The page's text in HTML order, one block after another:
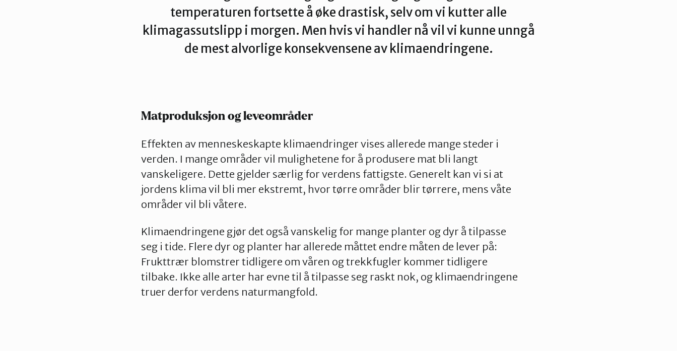
Kontakt oss Dette er NaturvernforbundetVår historieEn inkluderende organisasjonFor presse
Styrende dokumenterDelta på digitale møterNatur & miljøInformation in English
temperaturen fortsette å øke drastisk, selv om vi kutter alle
klimagassutslipp i morgen. Men hvis vi handler nå vil vi kunne unngå
de mest alvorlige konsekvensene av klimaendringene.
Matproduksjon og leveområder
Effekten av menneskeskapte klimaendringer vises allerede mange steder i
verden. I mange områder vil mulighetene for å produsere mat bli langt
vanskeligere. Dette gjelder særlig for verdens fattigste. Generelt kan vi si at
jordens klima vil bli mer ekstremt, hvor tørre områder blir tørrere, mens våte
områder vil bli våtere.
Klimaendringene gjør det også vanskelig for mange planter og dyr å tilpasse
seg i tide. Flere dyr og planter har allerede måttet endre måten de lever på:
Frukttrær blomstrer tidligere om våren og trekkfugler kommer tidligere
tilbake. Ikke alle arter har evne til å tilpasse seg raskt nok, og klimaendringene
truer derfor verdens naturmangfold.